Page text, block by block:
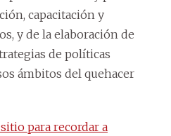
capacitación y
y de la elaboración de
de políticas
ámbitos del quehacer
para recordar a